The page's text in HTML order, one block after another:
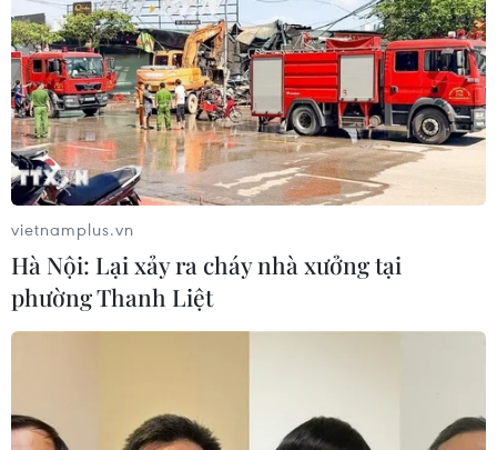
nhập kinh tế ASEAN
vietnamplus.vn
Hà Nội: Lại xảy ra cháy nhà xưởng tại
phường Thanh Liệt